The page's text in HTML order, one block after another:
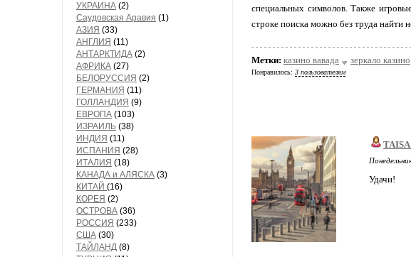
УКРАИНА (2)
Саудовская Аравия (1)
АЗИЯ (33)
АНГЛИЯ (11)
АНТАРКТИДА (2)
АФРИКА (27)
БЕЛОРУССИЯ (2)
ГЕРМАНИЯ (11)
ГОЛЛАНДИЯ (9)
ЕВРОПА (103)
ИЗРАИЛЬ (38)
ИНДИЯ (11)
ИСПАНИЯ (28)
ИТАЛИЯ (18)
КАНАДА и АЛЯСКА (3)
КИТАЙ (16)
КОРЕЯ (2)
ОСТРОВА (36)
РОССИЯ (233)
США (30)
ТАЙЛАНД (8)
специальных символов. Также
строке поиска можно без труда найти
Метки: казино вавада зеркало казино
Понравилось: 3 пользователям
Удачи!